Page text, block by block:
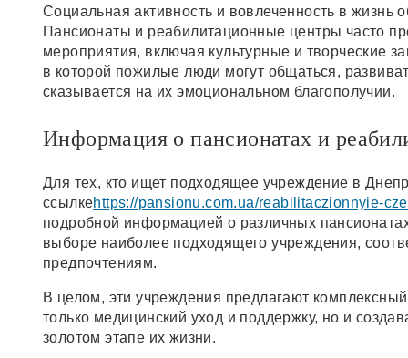
Социальная активность и вовлеченность в
Пансионаты и реабилитационные центры часто
мероприятия, включая культурные и творческие
в которой пожилые люди могут общаться,
сказывается на их эмоциональном благополучии.
Информация о пансионатах и
Для тех, кто ищет подходящее учреждение в
ссылкеhttps://pansionu.com.ua/reabilitaczionnyie-
подробной информацией о различных
выборе наиболее подходящего учреждения,
предпочтениям.
В целом, эти учреждения предлагают
только медицинский уход и поддержку, но и
золотом этапе их жизни.